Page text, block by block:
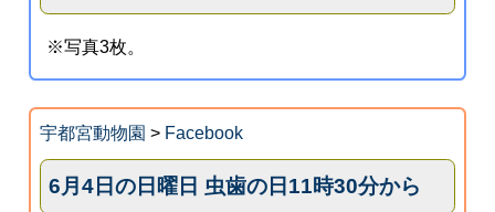
※写真3枚。
宇都宮動物園 > Facebook
6月4日の日曜日 虫歯の日11時30分から